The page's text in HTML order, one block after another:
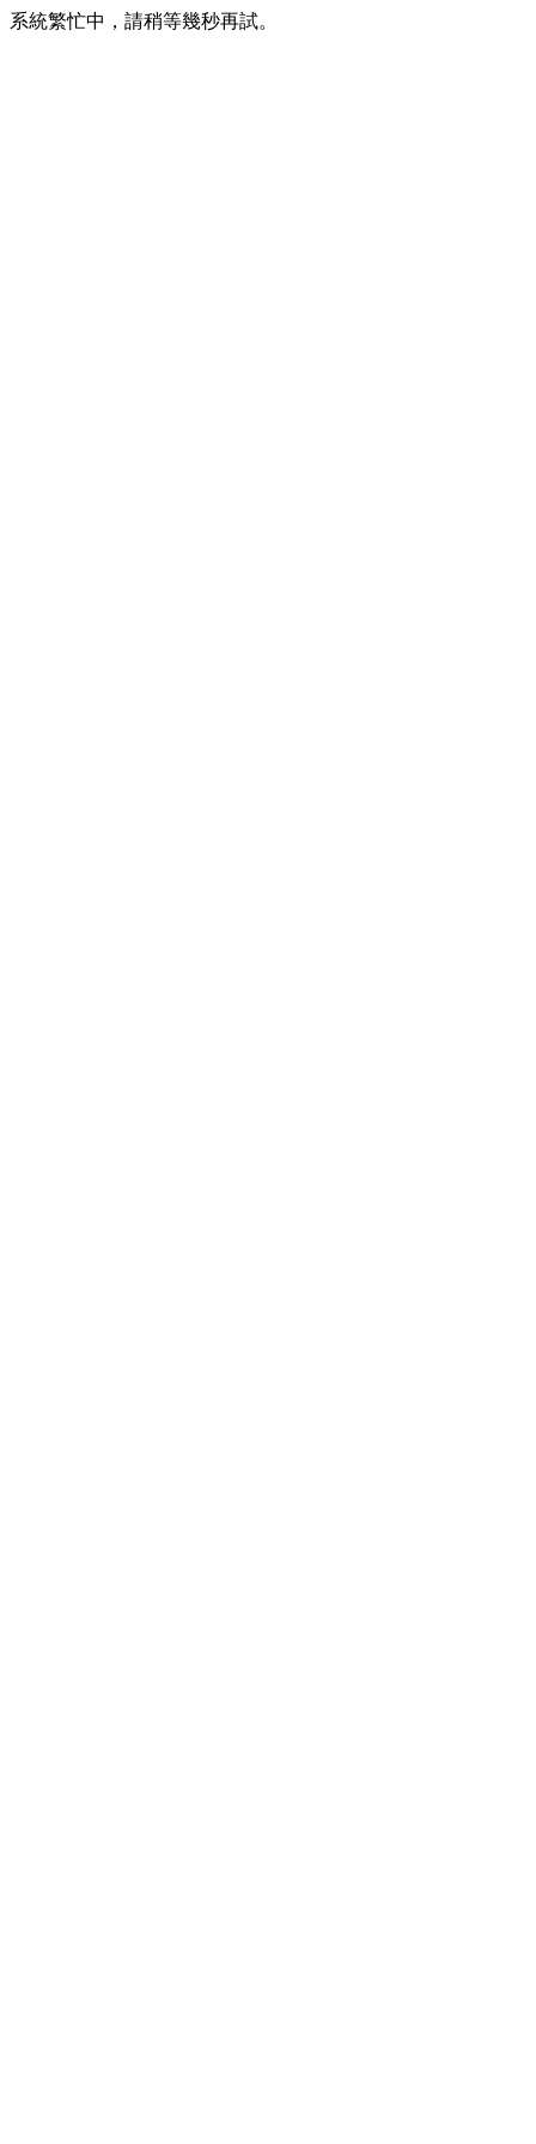
系統繁忙中，請稍等幾秒再試。